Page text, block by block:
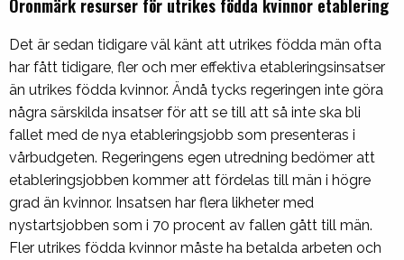
Öronmärk resurser för utrikes födda kvinnor etablering
Det är sedan tidigare väl känt att utrikes födda män ofta
har fått tidigare, fler och mer effektiva etableringsinsatser
än utrikes födda kvinnor. Ändå tycks regeringen inte göra
några särskilda insatser för att se till att så inte ska bli
fallet med de nya etableringsjobb som presenteras i
vårbudgeten. Regeringens egen utredning bedömer att
etableringsjobben kommer att fördelas till män i högre
grad än kvinnor. Insatsen har flera likheter med
nystartsjobben som i 70 procent av fallen gått till män.
Fler utrikes födda kvinnor måste ha betalda arbeten och